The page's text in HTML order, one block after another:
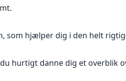
som hjælper dig i den helt
hurtigt danne dig et overblik